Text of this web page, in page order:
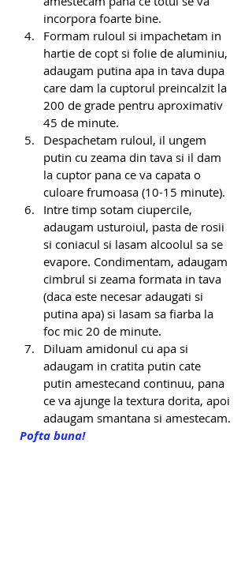
incorpora foarte bine.
Formam ruloul si impachetam in
hartie de copt si folie de aluminiu,
adaugam putina apa in tava dupa
care dam la cuptorul preincalzit la
200 de grade pentru aproximativ
45 de minute.
Despachetam ruloul, il ungem
putin cu zeama din tava si il dam
la cuptor pana ce va capata o
culoare frumoasa (10-15 minute).
Intre timp sotam ciupercile,
adaugam usturoiul, pasta de rosii
si coniacul si lasam alcoolul sa se
evapore. Condimentam, adaugam
cimbrul si zeama formata in tava
(daca este necesar adaugati si
putina apa) si lasam sa fiarba la
foc mic 20 de minute.
Diluam amidonul cu apa si
adaugam in cratita putin cate
putin amestecand continuu, pana
ce va ajunge la textura dorita, apoi
adaugam smantana si amestecam.
Pofta buna!